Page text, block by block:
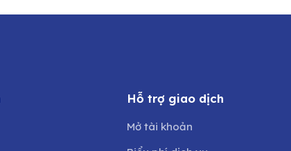
Hỗ trợ giao dịch
Mở tài khoản